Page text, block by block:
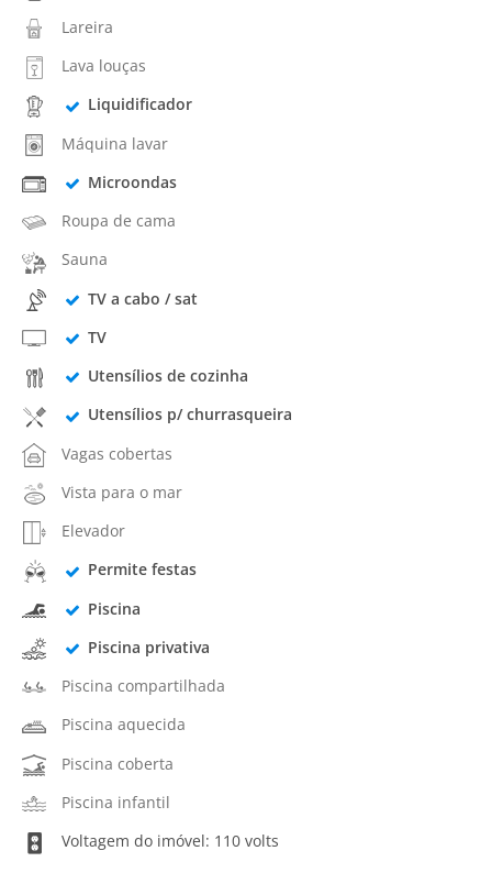
Lareira
Lava louças
Liquidificador
Máquina lavar
Microondas
Roupa de cama
Sauna
TV a cabo / sat
TV
Utensílios de cozinha
Utensílios p/ churrasqueira
Vagas cobertas
Vista para o mar
Elevador
Permite festas
Piscina
Piscina privativa
Piscina compartilhada
Piscina aquecida
Piscina coberta
Piscina infantil
Voltagem do imóvel: 110 volts